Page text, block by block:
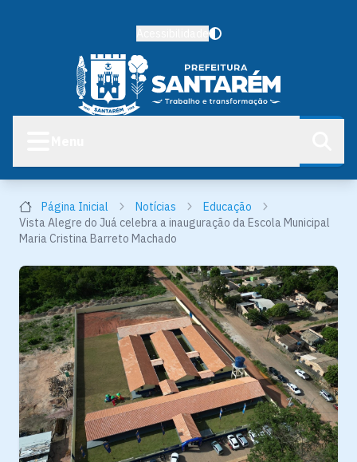
Página Inicial Notícias
Educação
Vista Alegre do Juá celebra a inauguração da Escola Municipal
Maria Cristina Barreto Machado